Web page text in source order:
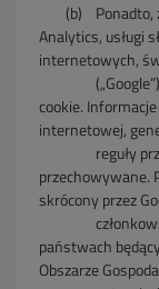
(b)
Analytics, usługi
internetowych,
cookie.
internetowej,
reguły
przechowywane.
skrócony przez
państwach
Obszarze